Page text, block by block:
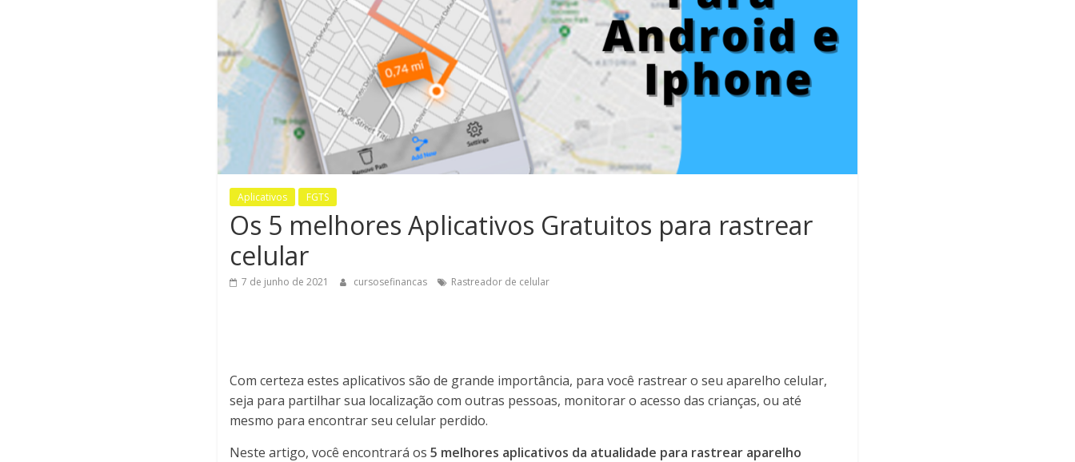
Aplicativos FGTS
Os 5 melhores Aplicativos Gratuitos para rastrear
celular
7 de junho de 2021 cursosefinancas Rastreador de celular
Com certeza estes aplicativos são de grande importância, para você rastrear o seu aparelho celular,
seja para partilhar sua localização com outras pessoas, monitorar o acesso das crianças, ou até
mesmo para encontrar seu celular perdido.
Neste artigo, você encontrará os 5 melhores aplicativos da atualidade para rastrear aparelho